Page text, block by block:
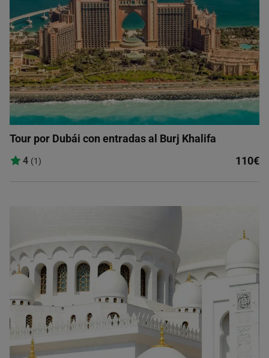
Tour por Dubái con entradas al Burj Khalifa
4 (1) 110€